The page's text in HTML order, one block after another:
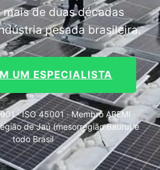
mais de duas décadas
pesada brasileira.
UM ESPECIALISTA
· ISO 45001 · Membro ABEMI ·
de Jaú (mesorregião Bauru) e
todo Brasil